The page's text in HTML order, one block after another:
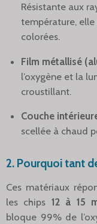
Résistante aux
température,
colorées.
Film métallisé
l’oxygène et la
croustillant.
Couche
scellée à chaud
2. Pourquoi tant
Ces matériaux
les chips 12 à 15
bloque 99% de